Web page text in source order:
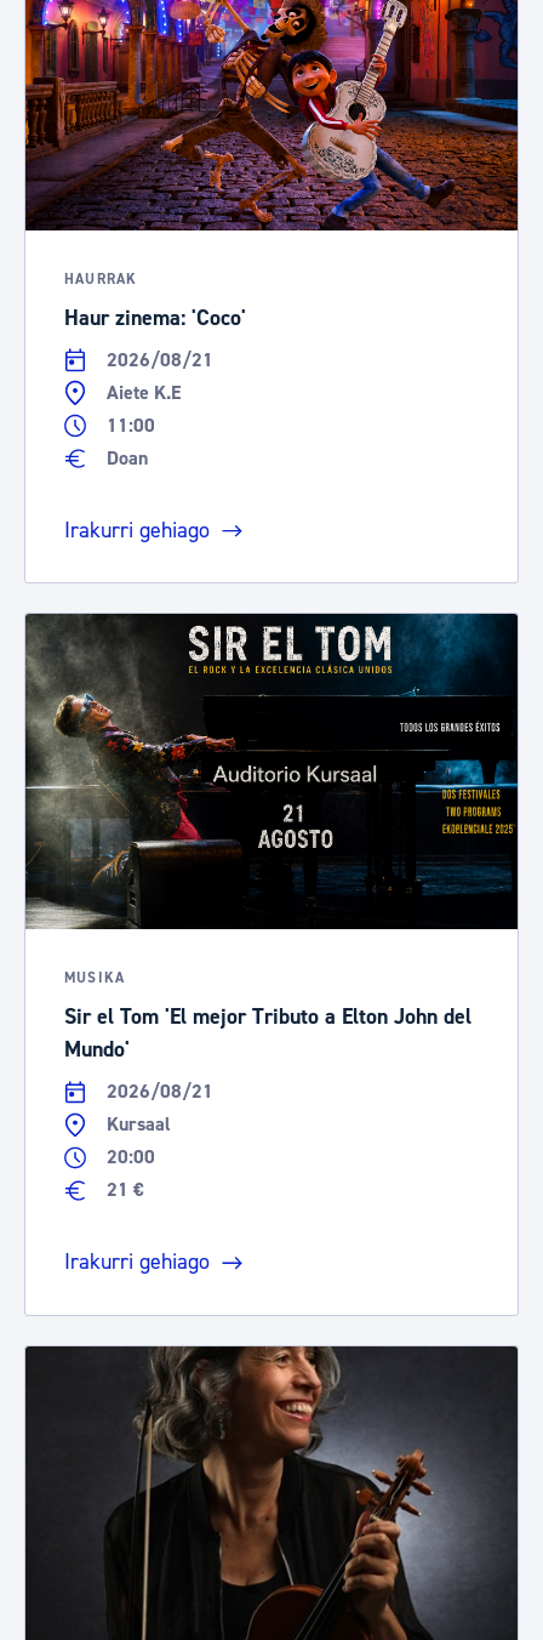
HAURRAK
Haur zinema: 'Coco'
2026/08/21
Aiete K.E
11:00
Doan
Irakurri gehiago
MUSIKA
Sir el Tom 'El mejor Tributo a Elton John del
Mundo'
2026/08/21
Kursaal
20:00
21 €
Irakurri gehiago